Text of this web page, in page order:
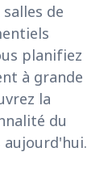
de
planifiez
à grande
la
du
aujourd'hui.